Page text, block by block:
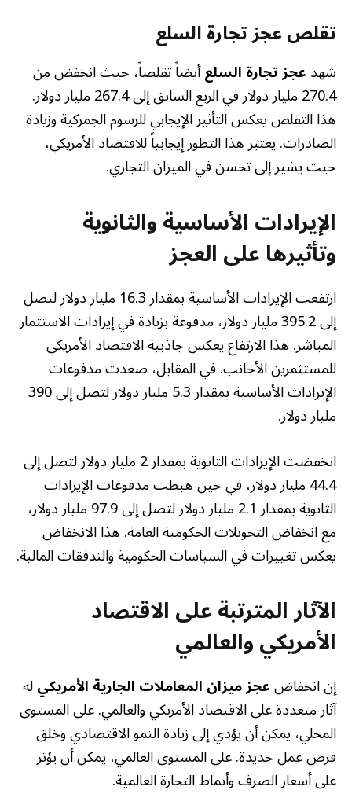
تقلص عجز تجارة السلع
شهدعجز تجارة السلعأيضاً تقلصاً، حيث انخفض من
270.4 مليار دولار في الربع السابق إلى 267.4 مليار دولار.
هذا التقلص يعكس التأثير الإيجابي للرسوم الجمركية وزيادة
الصادرات. يعتبر هذا التطور إيجابياً للاقتصاد الأمريكي،
حيث يشير إلى تحسن في الميزان التجاري.
الإيرادات الأساسية والثانوية
وتأثيرها على العجز
ارتفعت الإيرادات الأساسية بمقدار 16.3 مليار دولار لتصل
إلى 395.2 مليار دولار، مدفوعة بزيادة في إيرادات الاستثمار
المباشر. هذا الارتفاع يعكس جاذبية الاقتصاد الأمريكي
للمستثمرين الأجانب. في المقابل، صعدت مدفوعات
الإيرادات الأساسية بمقدار 5.3 مليار دولار لتصل إلى 390
مليار دولار.
انخفضت الإيرادات الثانوية بمقدار 2 مليار دولار لتصل إلى
44.4 مليار دولار، في حين هبطت مدفوعات الإيرادات
الثانوية بمقدار 2.1 مليار دولار لتصل إلى 97.9 مليار دولار،
مع انخفاض التحويلات الحكومية العامة. هذا الانخفاض
يعكس تغييرات في السياسات الحكومية والتدفقات المالية.
الآثار المترتبة على الاقتصاد
الأمريكي والعالمي
إن انخفاضعجز ميزان المعاملات الجارية الأمريكيله
آثار متعددة على الاقتصاد الأمريكي والعالمي. على المستوى
المحلي، يمكن أن يؤدي إلى زيادة النمو الاقتصادي وخلق
فرص عمل جديدة. على المستوى العالمي، يمكن أن يؤثر
على أسعار الصرف وأنماط التجارة العالمية.